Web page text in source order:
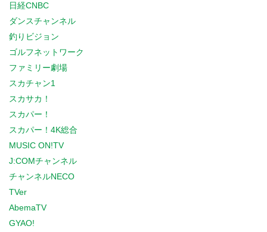
日経CNBC
ダンスチャンネル
釣りビジョン
ゴルフネットワーク
ファミリー劇場
スカチャン1
スカサカ！
スカパー！
スカパー！4K総合
MUSIC ON!TV
J:COMチャンネル
チャンネルNECO
TVer
AbemaTV
GYAO!